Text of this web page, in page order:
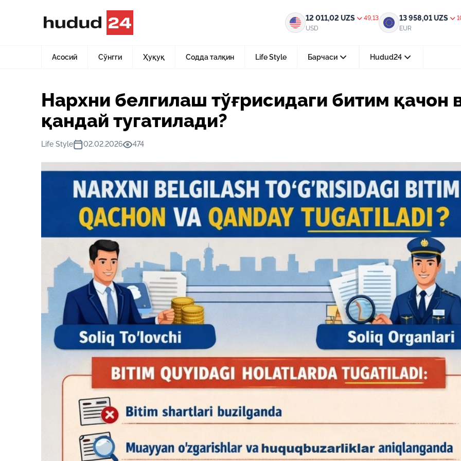
12 011,02 UZS
49,13
USD
13 958,01UZS
EUR
Асосий Сўнгги Ҳуқуқ Содда талқин Life Style Барчаси Hudud24
Ҳуқуқий билимларни
форматда ўрганиш имконияти
29-июн 2026, 10:29
Халқ билан очиқ мулоқот —
манфаатларига хизмат қилувчи
давлат бошқарувининг муҳим
25-июн 2026, 11:04
Электрон обуна: ҳуқуқий
тез ва қулай йўл
23-июн 2026, 10:05
Хусусий боғчада 5 ой ишлаб
чиқиш мумкинми?
Янгиликлар Нархни белгилаш тўғрисидаги битим қачон ва қандай тугатилади?
Нархни белгилаш тўғрисидаги битим қачон
қандай тугатилади?
Life Style 02.02.2026 474